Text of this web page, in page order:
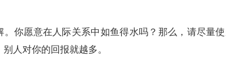
你愿意在人际关系中如鱼得水吗？那么，请尽量
人对你的回报就越多。